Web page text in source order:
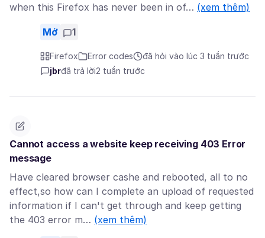
when this Firefox has never been in of… (xem thêm)
Mở 1
Firefox Error codes
đã hỏi vào lúc 3 tuần trước
jbrđã trả lời2 tuần trước
Cannot access a website keep receiving 403 Error
message
Have cleared browser cashe and rebooted, all to no
effect,so how can I complete an upload of requested
information if I can't get through and keep getting
the 403 error m… (xem thêm)